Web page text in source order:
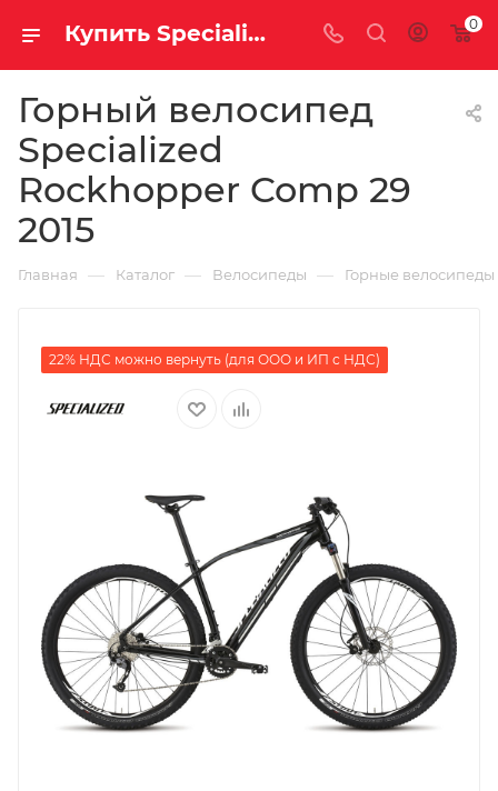
Купить Specialized Rockhopper Comp 29 2015 за рублей, а со скидкой 0
Горный велосипед
Specialized
Rockhopper Comp 29
2015
Главная — Каталог — Велосипеды — Горные велосипеды
22% НДС можно вернуть (для ООО и ИП с НДС)